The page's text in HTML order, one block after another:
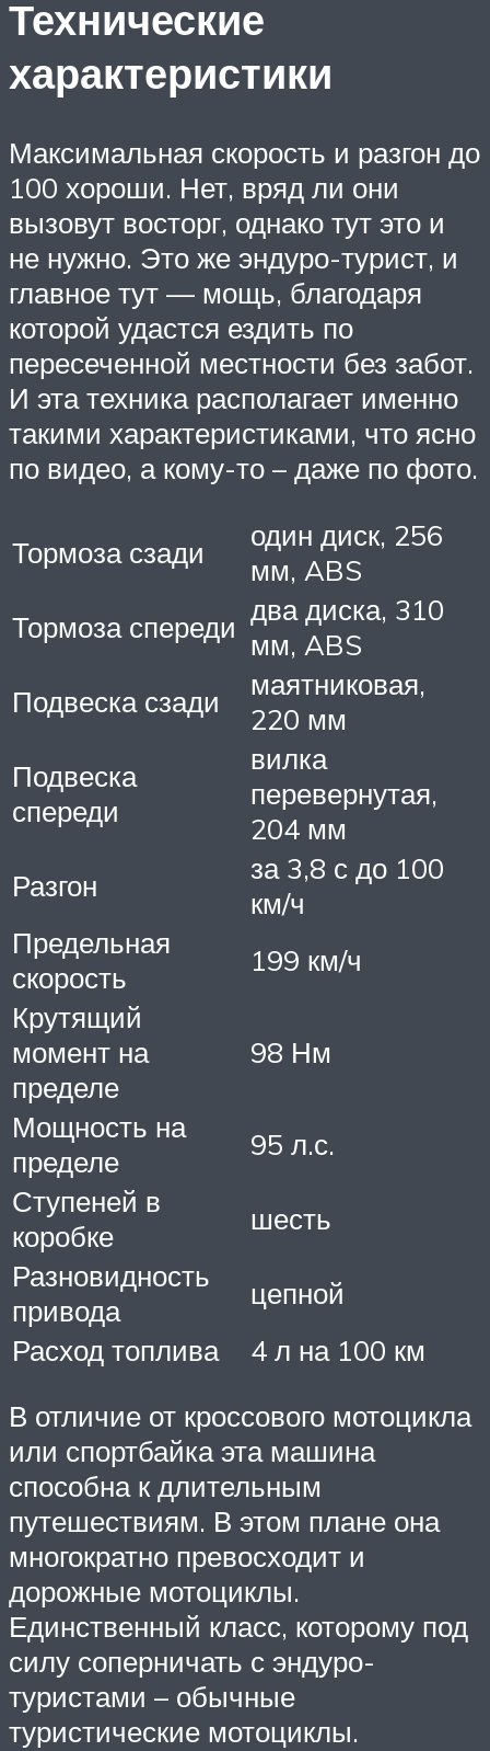
Технические
характеристики
Максимальная скорость и разгон до
100 хороши. Нет, вряд ли они
вызовут восторг, однако тут это и
не нужно. Это же эндуро-турист, и
главное тут — мощь, благодаря
которой удастся ездить по
пересеченной местности без забот.
И эта техника располагает именно
такими характеристиками, что ясно
по видео, а кому-то – даже по фото.
Тормоза сзади
один диск, 256
мм, ABS
Тормоза спереди два диска, 310
мм, ABS
Подвеска сзади
маятниковая,
220 мм
Подвеска
спереди
вилка
перевернутая,
204 мм
Разгон
за 3,8 с до 100
км/ч
Предельная
скорость
199 км/ч
Крутящий
момент на
пределе
98 Нм
Мощность на
пределе
95 л.с.
Ступеней в
коробке
шесть
Разновидность
привода
цепной
Расход топлива
4 л на 100 км
В отличие от кроссового мотоцикла
или спортбайка эта машина
способна к длительным
путешествиям. В этом плане она
многократно превосходит и
дорожные мотоциклы.
Единственный класс, которому под
силу соперничать с эндуро-
туристами – обычные
туристические мотоциклы.